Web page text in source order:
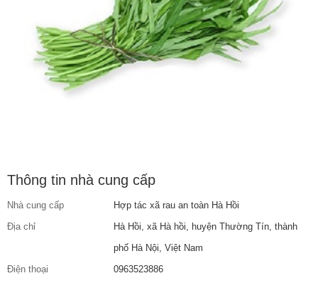
Thông tin nhà cung cấp
Nhà cung cấp
Hợp tác xã rau an toàn Hà Hồi
Địa chỉ
Hà Hồi, xã Hà hồi, huyện Thường Tín, thành
phố Hà Nội, Việt Nam
Điện thoại
0963523886